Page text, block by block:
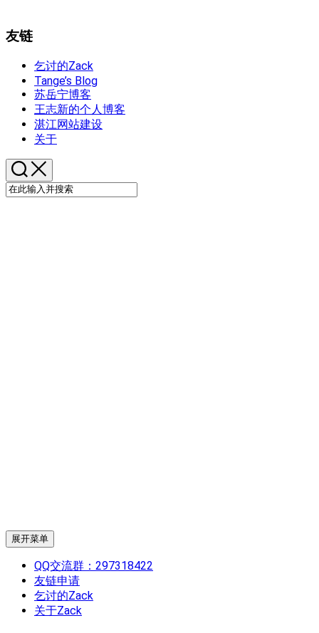
友链
乞讨的Zack
Tange’s Blog
苏岳宁博客
王志新的个人博客
湛江网站建设
关于
展开菜单
QQ交流群：297318422
友链申请
乞讨的Zack
关于Zack